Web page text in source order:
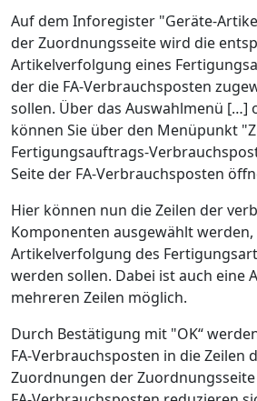
Auf dem Inforegister "Geräte-
der Zuordnungsseite wird die
Artikelverfolgung eines
der die FA-Verbrauchsposten
sollen. Über das Auswahlmenü […]
können Sie über den Menüpunkt
Fertigungsauftrags-
Seite der FA-Verbrauchsposten
Hier können nun die Zeilen der
Komponenten ausgewählt
Artikelverfolgung des
werden sollen. Dabei ist auch eine
mehreren Zeilen möglich.
Durch Bestätigung mit "OK“
FA-Verbrauchsposten in die Zeilen
Zuordnungen der